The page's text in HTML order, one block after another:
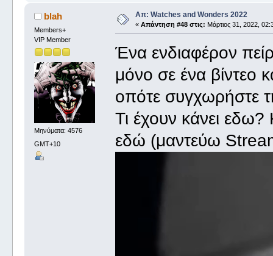
blah
Members+
VIP Member
Μηνύματα: 4576
GMT+10
Απ: Watches and Wonders 2022
« Απάντηση #48 στις: Μάρτιος 31, 2022,
Ένα ενδιαφέρον
μόνο σε ένα βίντεο
οπότε συγχωρήστε
Τι έχουν κάνει εδω?
εδώ (μαντεύω